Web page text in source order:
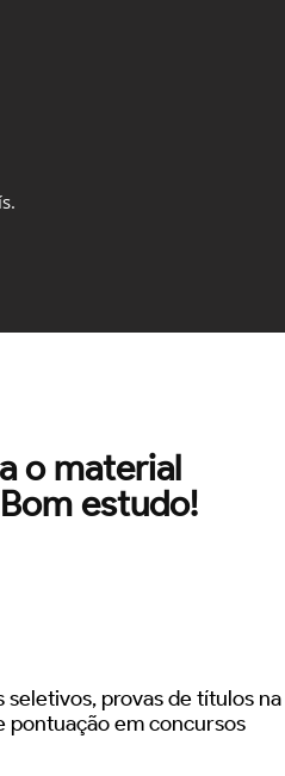
o material
estudo!
provas de títulos na
pontuação em concursos